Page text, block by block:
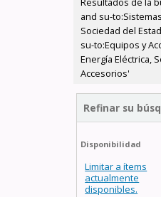
and su-
Sociedad del
su-to:Equipos y
Energía Eléctrica,
Accesorios'
Refinar su
Disponibilidad
Limitar a ítems
actualmente
disponibles.